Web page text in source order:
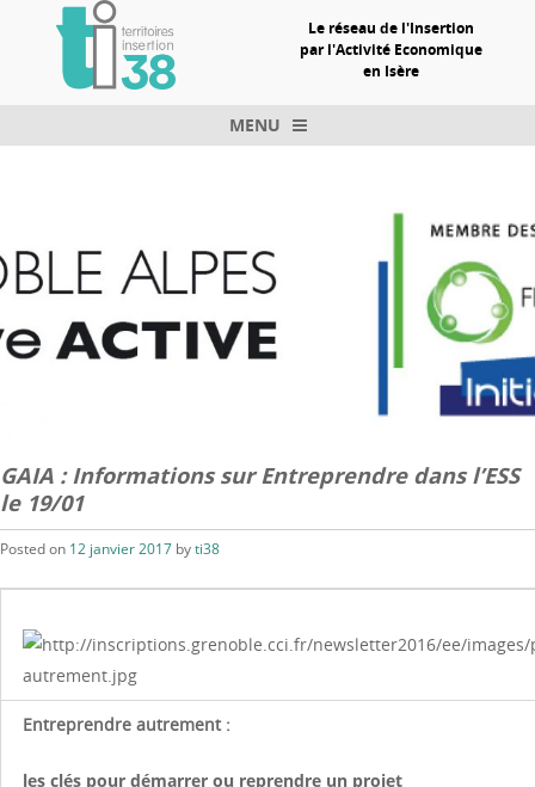
Le réseau de l'Insertion
par l'Activité Economique
en Isère
MENU
GAIA : Informations sur Entreprendre dans l’ESS
le 19/01
Posted on 12 janvier 2017 byti38
Entreprendre autrement :
les clés pour démarrer ou reprendre un projet